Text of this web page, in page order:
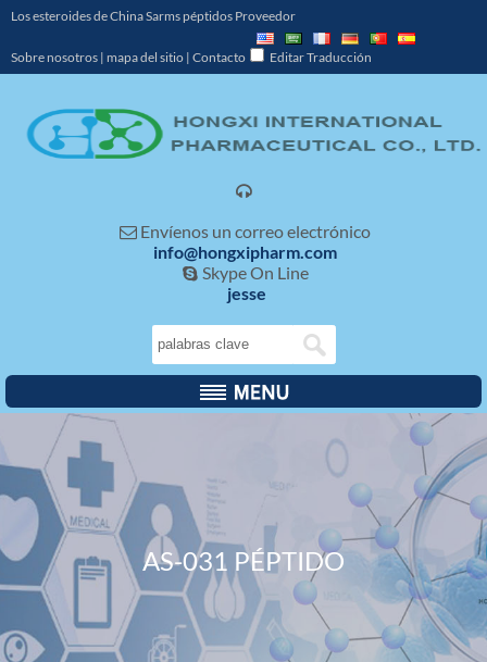
Los esteroides de China Sarms péptidos Proveedor
Sobre nosotros | mapa del sitio | Contacto Editar Traducción

 Envíenos un correo electrónico
info@hongxipharm.com
 Skype On Line
jesse
AS-031 PÉPTIDO